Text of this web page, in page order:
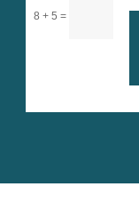
8 + 5 =